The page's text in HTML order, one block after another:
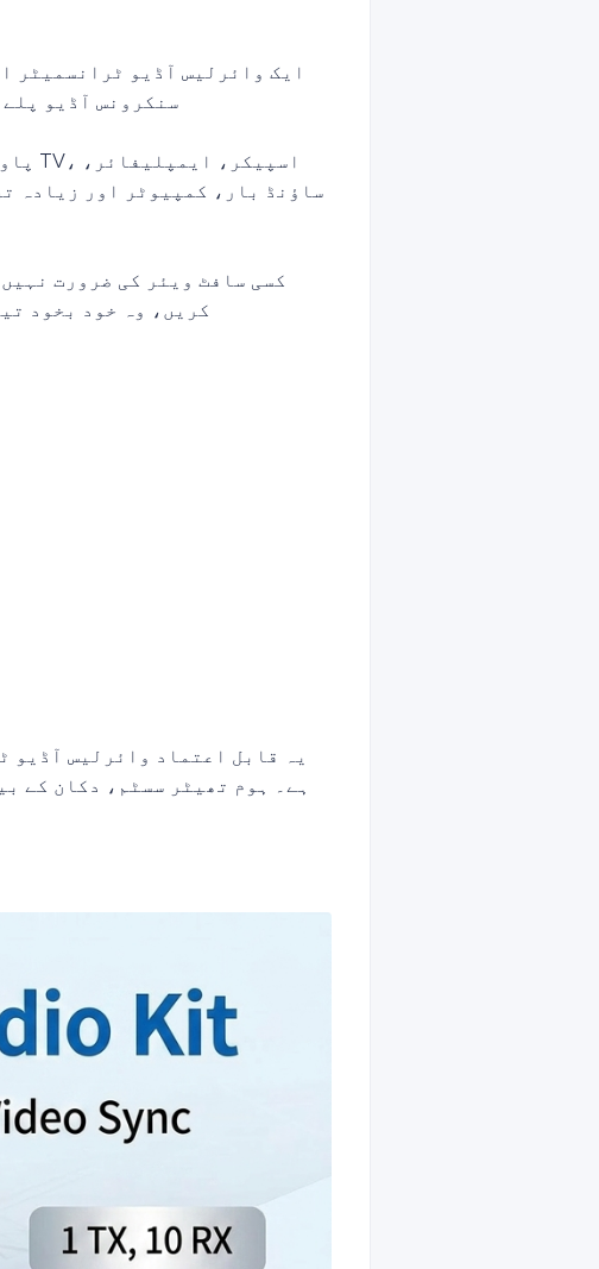
ایک وائرلیس آڈیو ٹرانسمیٹر
سنکرونس آڈیو
ساؤنڈ بار، کمپیوٹر اور زیادہ
کسی سافٹ ویئر کی ضرورت
کریں، وہ خود بخود
یہ قابل اعتماد وائرلیس آڈیو
ہے۔ ہوم تھیٹر سسٹم، دکان کے